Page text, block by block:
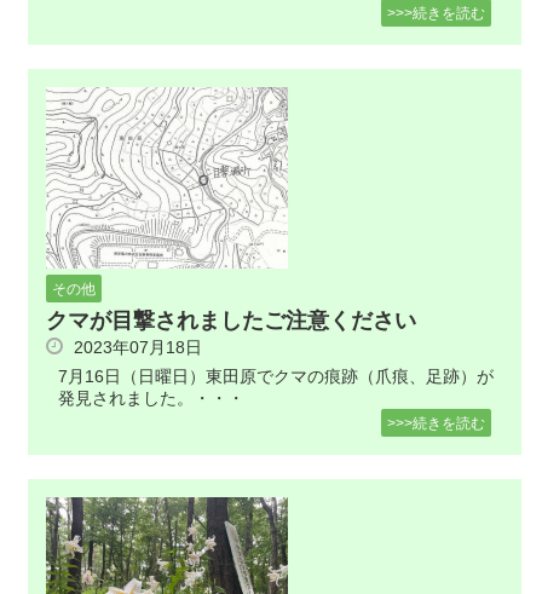
>>>続きを読む
その他
クマが目撃されましたご注意ください
2023年07月18日
7月16日（日曜日）東田原でクマの痕跡（爪痕、足跡）が
発見されました。・・・
>>>続きを読む